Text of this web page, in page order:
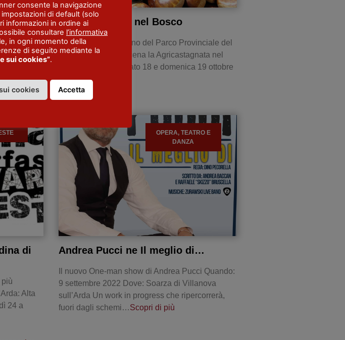
la sua
Agricastagnata nel Bosco
Nei boschi di castagno del Parco Provinciale del
Monte Moria va in scena la Agricastagnata nel
Bosco Quando: sabato 18 e domenica 19 ottobre
2025…Scopri di più
di
Alta
24 a
OPERA, TEATRO E
DANZA
Andrea Pucci ne Il meglio di…
Il nuovo One-man show di Andrea Pucci Quando:
9 settembre 2022 Dove: Soarza di Villanova
sull’Arda Un work in progress che ripercorrerà,
fuori dagli schemi…Scopri di più
consente la navigazione
di default (solo
informazioni in ordine ai
consultare l’informativa
in ogni momento della
di seguito mediante la
sui cookies”.
cookies Accetta